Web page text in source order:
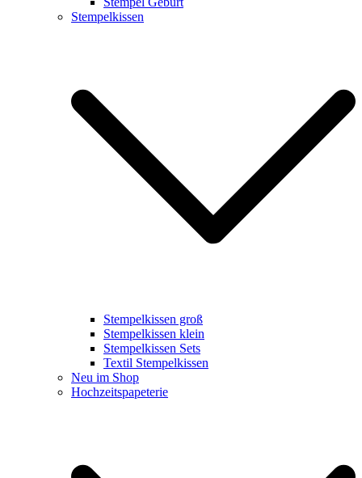
Stempelkissen
Stempelkissen groß
Stempelkissen klein
Stempelkissen Sets
Textil Stempelkissen
Neu im Shop
Hochzeitspapeterie